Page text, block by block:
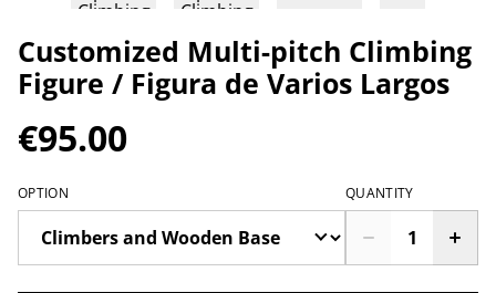
Customized Multi-pitch Climbing
Figure / Figura de Varios Largos
€95.00
OPTION QUANTITY